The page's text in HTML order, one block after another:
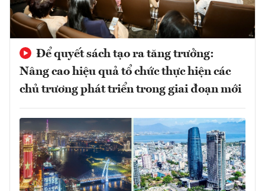
Để quyết sách tạo ra tăng trưởng:
Nâng cao hiệu quả tổ chức thực hiện các
chủ trương phát triển trong giai đoạn mới